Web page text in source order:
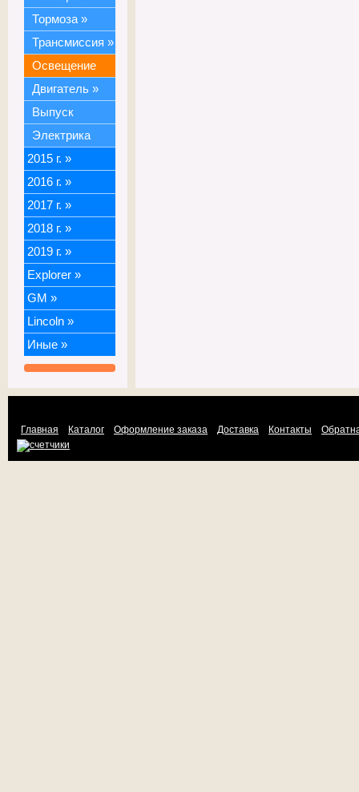
Тормоза »
Трансмиссия »
Освещение
Двигатель »
Выпуск
Электрика
2015 г. »
2016 г. »
2017 г. »
2018 г. »
2019 г. »
Explorer »
GM »
Lincoln »
Иные »
Главная Каталог Оформление заказа Доставка Контакты